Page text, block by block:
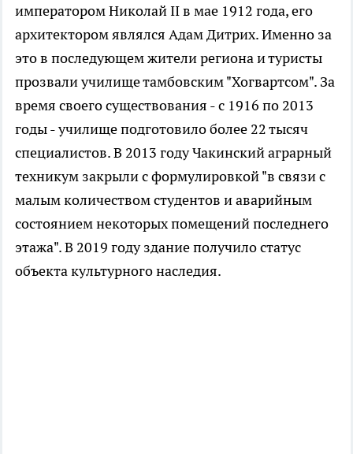
императором Николай II в мае 1912 года, его
архитектором являлся Адам Дитрих. Именно за
это в последующем жители региона и туристы
прозвали училище тамбовским "Хогвартсом". За
время своего существования - с 1916 по 2013
годы - училище подготовило более 22 тысяч
специалистов. В 2013 году Чакинский аграрный
техникум закрыли с формулировкой "в связи с
малым количеством студентов и аварийным
состоянием некоторых помещений последнего
этажа". В 2019 году здание получило статус
объекта культурного наследия.